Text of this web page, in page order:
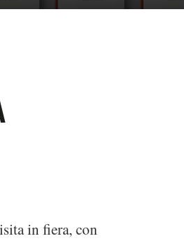
in fiera, con